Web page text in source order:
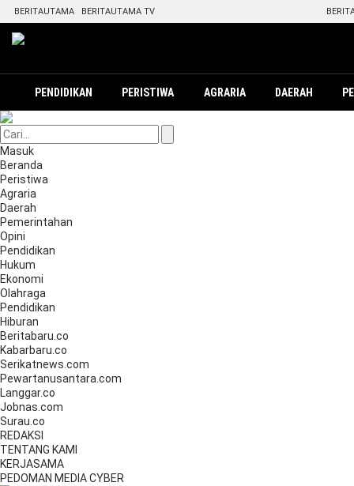
BERITAUTAMA BERITAUTAMA TV
PENDIDIKAN PERISTIWA AGRARIA DAERAH
Masuk
Beranda
Peristiwa
Agraria
Daerah
Pemerintahan
Opini
Pendidikan
Hukum
Ekonomi
Olahraga
Pendidikan
Hiburan
Beritabaru.co
Kabarbaru.co
Serikatnews.com
Pewartanusantara.com
Langgar.co
Jobnas.com
Surau.co
REDAKSI
TENTANG KAMI
KERJASAMA
PEDOMAN MEDIA CYBER